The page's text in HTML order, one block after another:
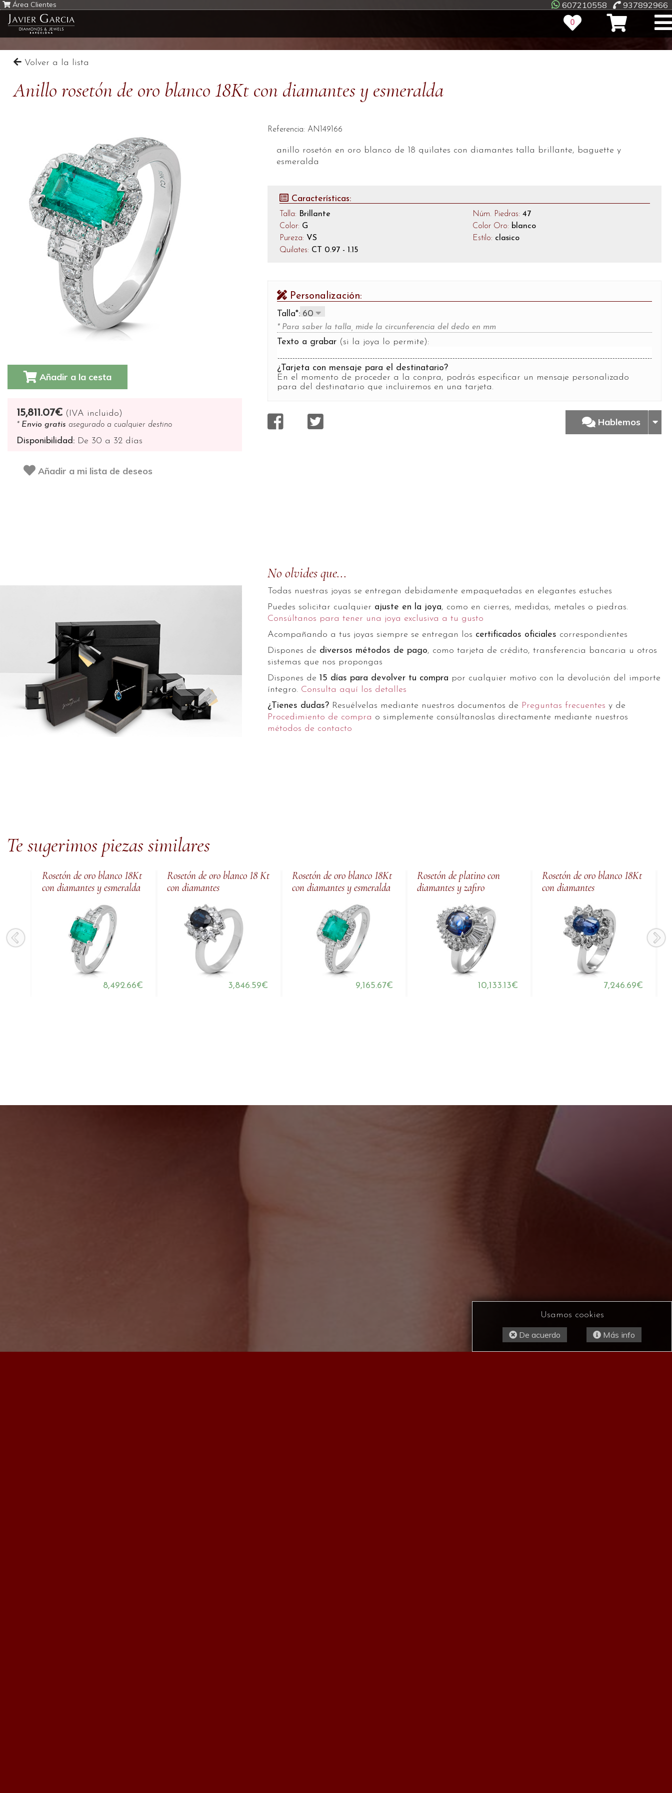
0
607210558 937892966
Área Clientes
Volver a la lista
Anillo rosetón de oro blanco 18Kt con diamantes y esmeralda
Añadir a la cesta
15,811.07€(IVA incluido)
* Envio gratis asegurado a cualquier destino
Disponibilidad:De 30 a 32 días
Añadir a mi lista de deseos
Referencia: AN149166
anillo rosetón en oro blanco de 18 quilates con diamantes talla brillante, baguette y
esmeralda
Características:
Talla: Brillante
Color: G
Pureza: VS
Quilates: CT 0.97 - 1.15
Núm. Piedras: 47
Color Oro: blanco
Estilo: clasico
Personalización:
Talla*:
* Para saber la talla, mide la circunferencia del dedo en mm
Texto a grabar (si la joya lo permite):
¿Tarjeta con mensaje para el destinatario?
En el momento de proceder a la conpra, podrás especificar un mensaje personalizado
para del destinatario que incluiremos en una tarjeta.
Hablemos
No olvides que...
Todas nuestras joyas se entregan debidamente empaquetadas en elegantes estuches
Puedes solicitar cualquier ajuste en la joya, como en cierres, medidas, metales o piedras.
Consúltanos para tener una joya exclusiva a tu gusto
Acompañando a tus joyas siempre se entregan los certificados oficiales correspondientes
Dispones de diversos métodos de pago, como tarjeta de crédito, transferencia bancaria u otros
sistemas que nos propongas
Dispones de15 días para devolver tu compra por cualquier motivo con la devolución del importe
íntegro. Consulta aquí los detalles
¿Tienes dudas? Resuélvelas mediante nuestros documentos de Preguntas frecuentes y de
Procedimiento de compra o simplemente consúltanoslas directamente mediante nuestros
métodos de contacto
Te sugerimos piezas similares
Rosetón de oro blanco 18Kt
con diamantes y esmeralda
8,492.66€
Rosetón de oro blanco 18 Kt
con diamantes
3,846.59€
Rosetón de oro blanco 18Kt
con diamantes y esmeralda
9,165.67€
Rosetón de platino con
diamantes y zafiro
10,133.13€
Rosetón de oro blanco 18Kt
con diamantes
7,246.69€
Usamos cookies
De acuerdo Más info